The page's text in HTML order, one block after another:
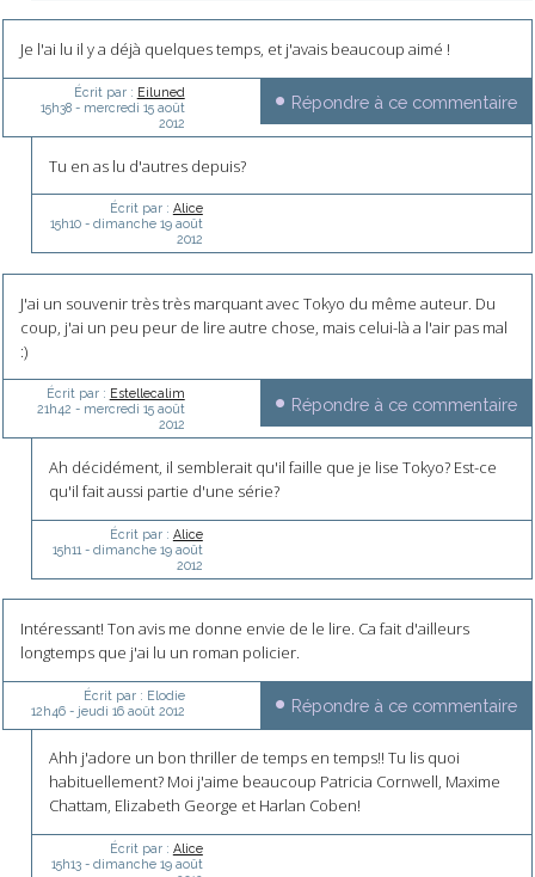
Je l'ai lu il y a déjà quelques temps, et j'avais beaucoup aimé !
Écrit par : Eiluned
15h38- mercredi 15 août
2012
Répondre à ce commentaire
Tu en as lu d'autres depuis?
Écrit par : Alice
15h10- dimanche 19 août
2012
J'ai un souvenir très très marquant avec Tokyo du même auteur. Du
coup, j'ai un peu peur de lire autre chose, mais celui-là a l'air pas mal
:)
Écrit par : Estellecalim
21h42 - mercredi 15 août
2012
Répondre à ce commentaire
Ah décidément, il semblerait qu'il faille que je lise Tokyo? Est-ce
qu'il fait aussi partie d'une série?
Écrit par : Alice
15h11 - dimanche 19 août
2012
Intéressant! Ton avis me donne envie de le lire. Ca fait d'ailleurs
longtemps que j'ai lu un roman policier.
Écrit par : Elodie
12h46- jeudi 16 août 2012 Répondre à ce commentaire
Ahh j'adore un bon thriller de temps en temps!! Tu lis quoi
habituellement? Moi j'aime beaucoup Patricia Cornwell, Maxime
Chattam, Elizabeth George et Harlan Coben!
Écrit par : Alice
15h13- dimanche 19 août